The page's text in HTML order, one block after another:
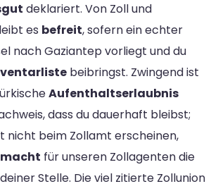
deklariert. Von Zoll und
es befreit, sofern ein echter
nach Gaziantep vorliegt und du
beibringst. Zwingend ist
Aufenthaltserlaubnis
dass du dauerhaft bleibst;
nicht beim Zollamt erscheinen,
für unseren Zollagenten die
Stelle. Die viel zitierte Zollunion